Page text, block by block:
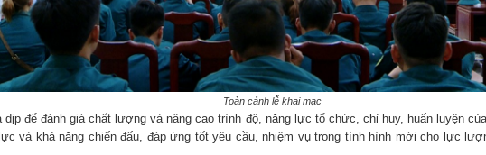
Toàn cảnh lễ khai mạc
dịp để đánh giá chất lượng và nâng cao trình độ, năng lực tổ chức, chỉ huy, huấn luyện
và khả năng chiến đấu, đáp ứng tốt yêu cầu, nhiệm vụ trong tình hình mới cho lực